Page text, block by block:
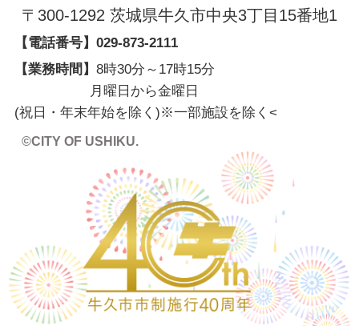
〒300-1292 茨城県牛久市中央3丁目15番地1
【電話番号】 029-873-2111
【業務時間】 8時30分～17時15分
月曜日から金曜日
(祝日・年末年始を除く)※一部施設を除く <
©CITY OF USHIKU.